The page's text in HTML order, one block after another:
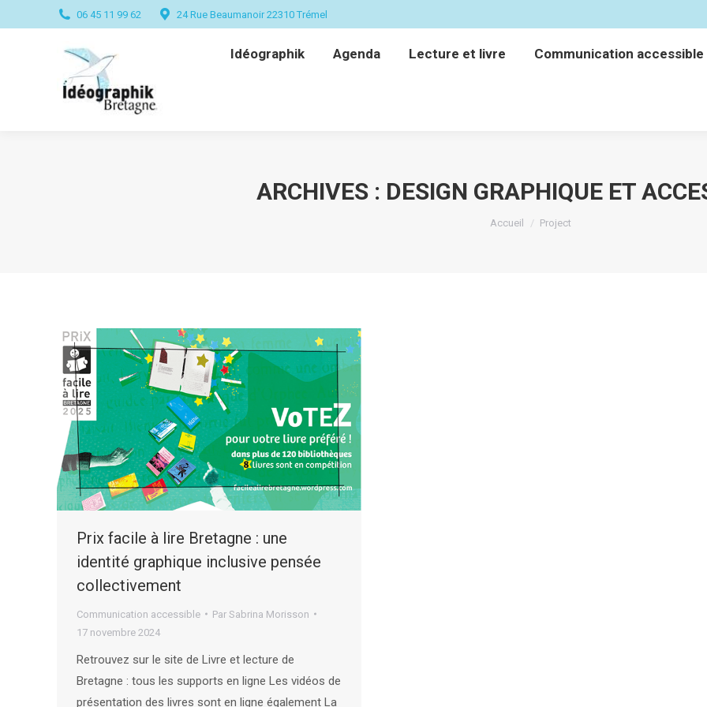
06 45 11 99 62 24 Rue Beaumanoir 22310 Trémel
Idéographik Agenda Lecture et livre Communication accessible
ARCHIVES : DESIGN GRAPHIQUE ET
Vous êtes ici :
Accueil Project
Prix facile à lire Bretagne : une
identité graphique inclusive pensée
collectivement
Communication accessible Par Sabrina Morisson
17 novembre 2024
Retrouvez sur le site de Livre et lecture de
Bretagne : tous les supports en ligne Les vidéos de
présentation des livres sont en ligne également La
Idéographik Agenda Lecture et livre Communication accessible